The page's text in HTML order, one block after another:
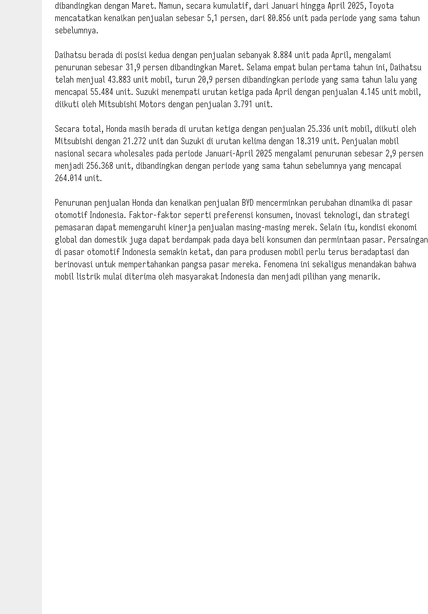
dibandingkan dengan Maret. Namun, secara kumulatif, dari Januari hingga April 2025, Toyota
mencatatkan kenaikan penjualan sebesar 5,1 persen, dari 80.856 unit pada periode yang sama tahun
sebelumnya.
Daihatsu berada di posisi kedua dengan penjualan sebanyak 8.884 unit pada April, mengalami
penurunan sebesar 31,9 persen dibandingkan Maret. Selama empat bulan pertama tahun ini, Daihatsu
telah menjual 43.883 unit mobil, turun 20,9 persen dibandingkan periode yang sama tahun lalu yang
mencapai 55.484 unit. Suzuki menempati urutan ketiga pada April dengan penjualan 4.145 unit mobil,
diikuti oleh Mitsubishi Motors dengan penjualan 3.791 unit.
Secara total, Honda masih berada di urutan ketiga dengan penjualan 25.336 unit mobil, diikuti oleh
Mitsubishi dengan 21.272 unit dan Suzuki di urutan kelima dengan 18.319 unit. Penjualan mobil
nasional secara wholesales pada periode Januari-April 2025 mengalami penurunan sebesar 2,9 persen
menjadi 256.368 unit, dibandingkan dengan periode yang sama tahun sebelumnya yang mencapai
264.014 unit.
Penurunan penjualan Honda dan kenaikan penjualan BYD mencerminkan perubahan dinamika di pasar
otomotif Indonesia. Faktor-faktor seperti preferensi konsumen, inovasi teknologi, dan strategi
pemasaran dapat memengaruhi kinerja penjualan masing-masing merek. Selain itu, kondisi ekonomi
global dan domestik juga dapat berdampak pada daya beli konsumen dan permintaan pasar. Persaingan
di pasar otomotif Indonesia semakin ketat, dan para produsen mobil perlu terus beradaptasi dan
berinovasi untuk mempertahankan pangsa pasar mereka. Fenomena ini sekaligus menandakan bahwa
mobil listrik mulai diterima oleh masyarakat Indonesia dan menjadi pilihan yang menarik.